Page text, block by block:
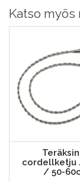
Katso
cordellketju
/ 50-